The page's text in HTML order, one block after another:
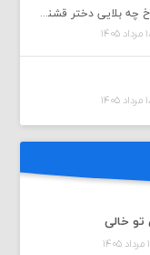
دانلود آهنگ محسن لرستانی به نام آخ چه بلایی دختر قشنگ و ماهی دختر (هوش مصنوعی)
تو خالی